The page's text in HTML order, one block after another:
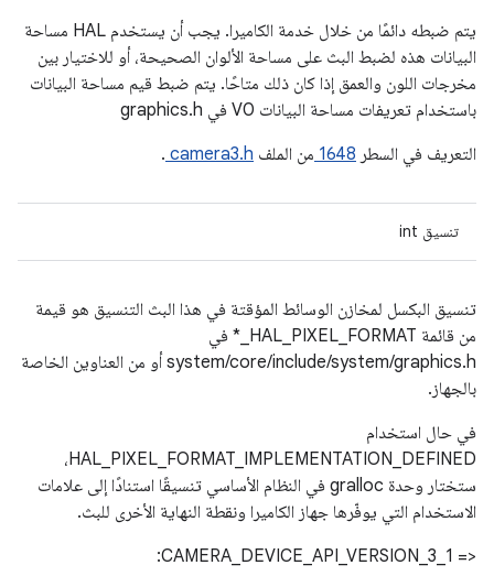
يتم ضبطه دائمًا من خلال خدمة الكاميرا. يجب أن يستخدم HAL مساحة
البيانات هذه لضبط البث على مساحة الألوان الصحيحة، أو للاختيار بين
مخرجات اللون والعمق إذا كان ذلك متاحًا. يتم ضبط قيم مساحة البيانات
باستخدام تعريفات مساحة البيانات V0 في graphics.h
التعريف في السطر 1648 من الملف camera3.h
.
تنسيق int
تنسيق البكسل لمخازن الوسائط المؤقتة في هذا البث التنسيق هو قيمة
من قائمة HAL_PIXEL_FORMAT_* في
system/core/include/system/graphics.h أو من العناوين الخاصة
بالجهاز.
في حال استخدام
HAL_PIXEL_FORMAT_IMPLEMENTATION_DEFINED،
ستختار وحدة gralloc في النظام الأساسي تنسيقًا استنادًا إلى علامات
الاستخدام التي يوفّرها جهاز الكاميرا ونقطة النهاية الأخرى للبث.
‫<= CAMERA_DEVICE_API_VERSION_3_1: